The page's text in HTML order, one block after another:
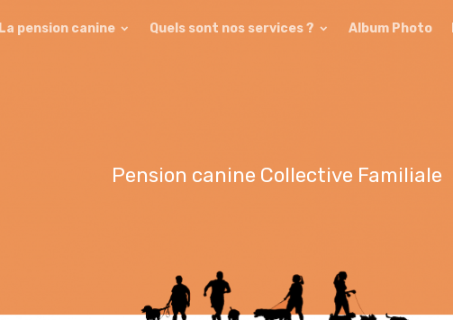
La pension canine Quels sont nos services ? Album Photo
Pension canine Collective Familiale